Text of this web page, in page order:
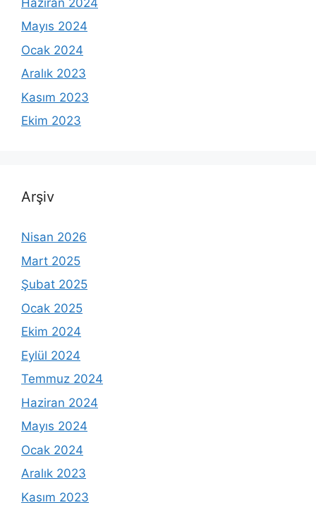
Mayıs 2024
Ocak 2024
Aralık 2023
Kasım 2023
Ekim 2023
Arşiv
Nisan 2026
Mart 2025
Şubat 2025
Ocak 2025
Ekim 2024
Eylül 2024
Temmuz 2024
Haziran 2024
Mayıs 2024
Ocak 2024
Aralık 2023
Kasım 2023